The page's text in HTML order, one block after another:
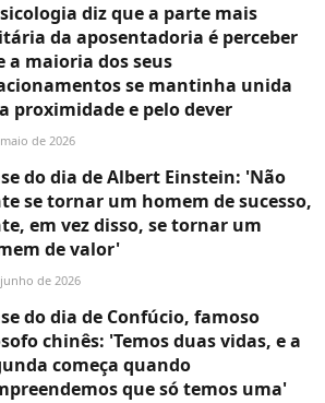
diz que a parte mais
da aposentadoria é perceber
a maioria dos seus
se mantinha unida
proximidade e pelo dever
de 2026
do dia de Albert Einstein: 'Não
se tornar um homem de sucesso,
em vez disso, se tornar um
de valor'
de 2026
do dia de Confúcio, famoso
chinês: 'Temos duas vidas, e a
começa quando
que só temos uma'